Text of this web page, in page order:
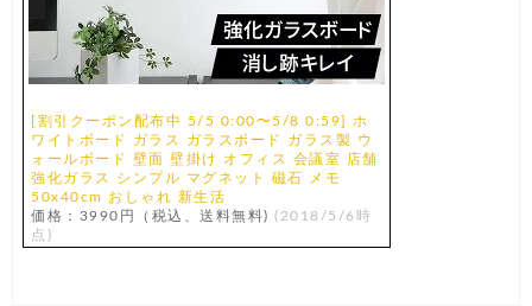
[割引クーポン配布中 5/5 0:00〜5/8 0:59] ホ
ワイトボード ガラス ガラスボード ガラス製 ウ
ォールボード 壁面 壁掛け オフィス 会議室 店舗
強化ガラス シンプル マグネット 磁石 メモ
50x40cm おしゃれ 新生活
価格：3990円（税込、送料無料) (2018/5/6時
点)